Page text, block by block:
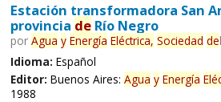
Estación transformadora San
provincia deRío Negro
por Agua y Energía Eléctrica, Sociedad del
Idioma: Español
Editor: Buenos Aires: Agua y Energía
1988